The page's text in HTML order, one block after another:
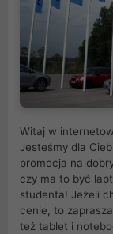
Witaj w
Jesteśmy dla
promocja na
czy ma to być
studenta! Jeżeli
cenie, to
też tablet i